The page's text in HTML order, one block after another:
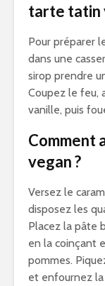
tarte tatin
Pour préparer
dans une
sirop prendre
Coupez le feu,
vanille, puis
Comment
vegan ?
Versez le
disposez les
Placez la pâte
en la coinçant
pommes.
et enfournez